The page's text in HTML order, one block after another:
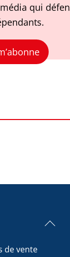
qui
Back
de vente